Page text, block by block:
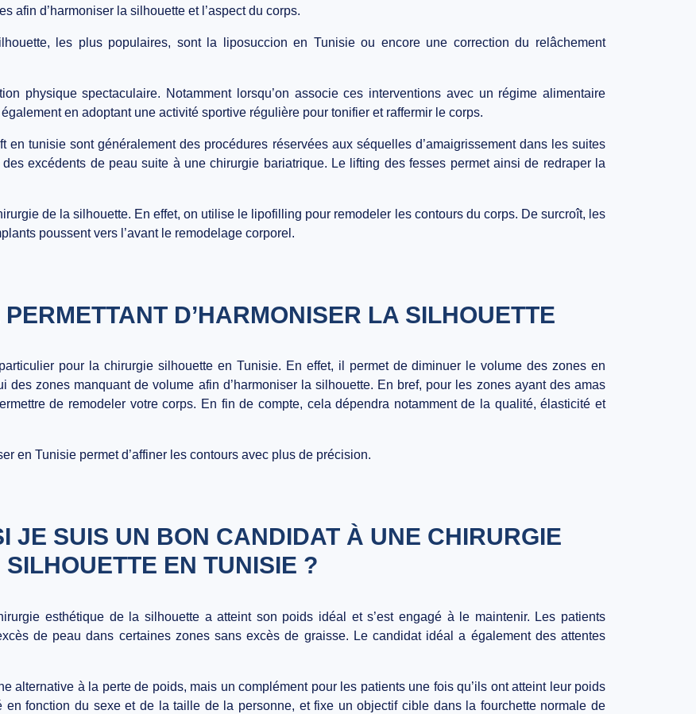
afin d’harmoniser la silhouette et l’aspect du corps.
les plus populaires, sont la liposuccion en Tunisie ou encore une correction du relâchement
physique spectaculaire. Notamment lorsqu’on associe ces interventions avec un régime alimentaire
en adoptant une activité sportive régulière pour tonifier et raffermir le corps.
tunisie sont généralement des procédures réservées aux séquelles d’amaigrissement dans les suites
excédents de peau suite à une chirurgie bariatrique. Le lifting des fesses permet ainsi de redraper la
de la silhouette. En effet, on utilise le lipofilling pour remodeler les contours du corps. De surcroît, les
poussent vers l’avant le remodelage corporel.
D’HARMONISER LA SILHOUETTE
pour la chirurgie silhouette en Tunisie. En effet, il permet de diminuer le volume des zones en
des zones manquant de volume afin d’harmoniser la silhouette. En bref, pour les zones ayant des amas
de remodeler votre corps. En fin de compte, cela dépendra notamment de la qualité, élasticité et
en Tunisie permet d’affiner les contours avec plus de précision.
JE SUIS UN BON CANDIDAT À UNE CHIRURGIE
SILHOUETTE EN TUNISIE ?
esthétique de la silhouette a atteint son poids idéal et s’est engagé à le maintenir. Les patients
de peau dans certaines zones sans excès de graisse. Le candidat idéal a également des attentes
alternative à la perte de poids, mais un complément pour les patients une fois qu’ils ont atteint leur poids
fonction du sexe et de la taille de la personne, et fixe un objectif cible dans la fourchette normale de